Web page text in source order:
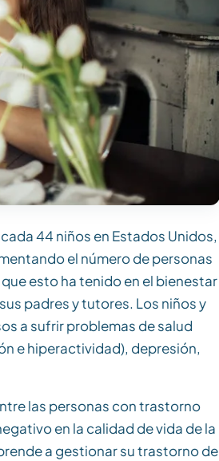
cada 44 niños en Estados Unidos,
el número de personas
esto ha tenido en el bienestar
padres y tutores. Los niños y
a sufrir problemas de salud
e hiperactividad), depresión,
las personas con trastorno
en la calidad de vida de la
a gestionar su trastorno de